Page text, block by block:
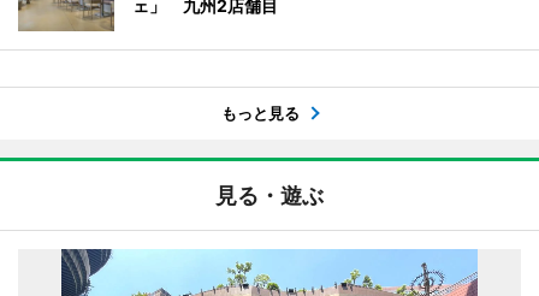
ェ」 九州2店舗目
もっと見る
見る・遊ぶ